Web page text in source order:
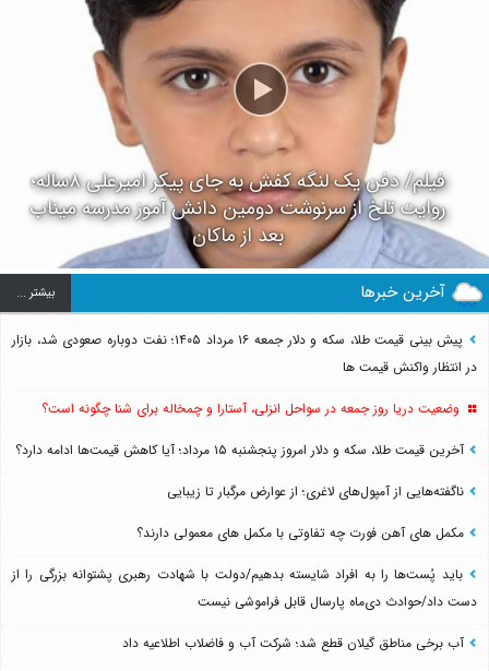
فیلم/ دفن یک لنگه کفش به جای پیکر امیرعلی ۸ساله؛
روایت تلخ از سرنوشت دومین دانش آموز مدرسه میناب
بعد از ماکان
آخرین خبرها بيشتر ...
پیش بینی قیمت طلا، سکه و دلار جمعه ۱۶ مرداد ۱۴۰۵؛ نفت دوباره صعودی شد، بازار
در انتظار واکنش قیمت ها
وضعیت دریا روز جمعه در سواحل انزلی، آستارا و چمخاله برای شنا چگونه است؟
آخرین قیمت طلا، سکه و دلار امروز پنجشنبه ۱۵ مرداد؛ آیا کاهش قیمت‌ها ادامه دارد؟
ناگفته‌هایی از آمپول‌های لاغری؛ از عوارض مرگبار تا زیبایی
مکمل های آهن فورت چه تفاوتی با مکمل های معمولی دارند؟
باید پُست‌ها را به افراد شایسته بدهیم/دولت با شهادت رهبری پشتوانه بزرگی را از
دست داد/حوادث دی‌ماه پارسال قابل فراموشی نیست
آب برخی مناطق گیلان قطع شد؛ شرکت آب و فاضلاب اطلاعیه داد